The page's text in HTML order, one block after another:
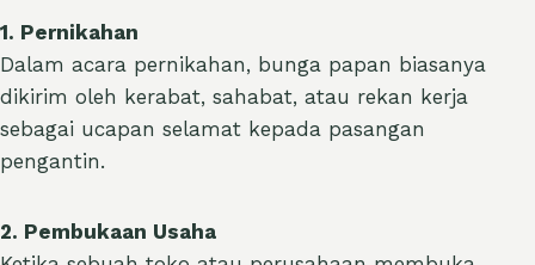
1. Pernikahan
Dalam acara pernikahan, bunga papan biasanya
dikirim oleh kerabat, sahabat, atau rekan kerja
sebagai ucapan selamat kepada pasangan
pengantin.
2. Pembukaan Usaha